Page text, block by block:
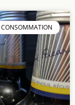
CONSOMMATION